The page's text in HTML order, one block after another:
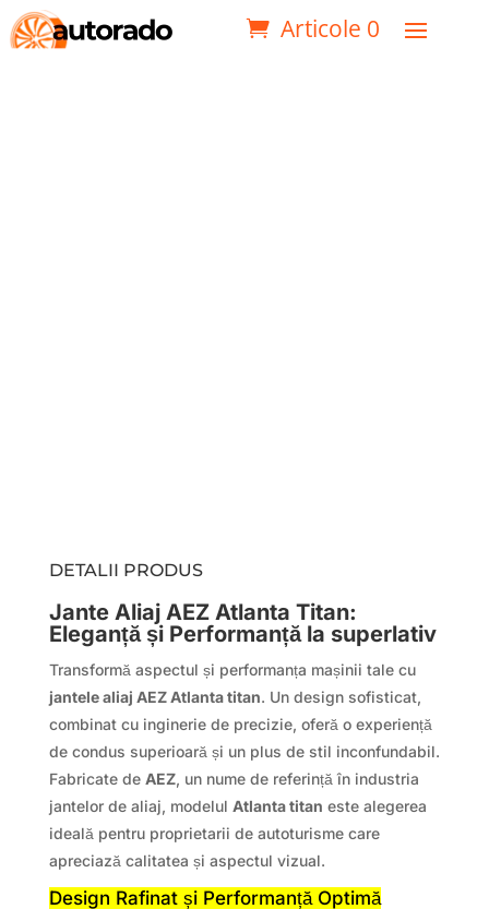
Articole 0
DETALII PRODUS
Jante Aliaj AEZ Atlanta Titan:
Eleganță și Performanță la superlativ
Transformă aspectul și performanța mașinii tale cu
jantele aliaj AEZ Atlanta titan. Un design sofisticat,
combinat cu inginerie de precizie, oferă o experiență
de condus superioară și un plus de stil inconfundabil.
Fabricate de AEZ, un nume de referință în industria
jantelor de aliaj, modelul Atlanta titan este alegerea
ideală pentru proprietarii de autoturisme care
apreciază calitatea și aspectul vizual.
Design Rafinat și Performanță Optimă